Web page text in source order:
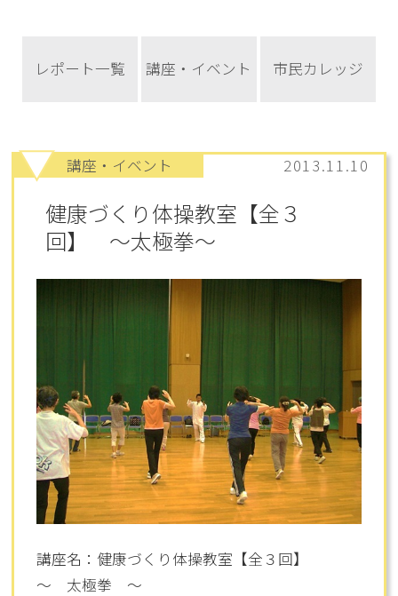
レポート一覧 講座・イベント 市民カレッジ
講座・イベント 2013.11.10
健康づくり体操教室【全３
回】 ～太極拳～
講座名：健康づくり体操教室【全３回】
～ 太極拳 ～